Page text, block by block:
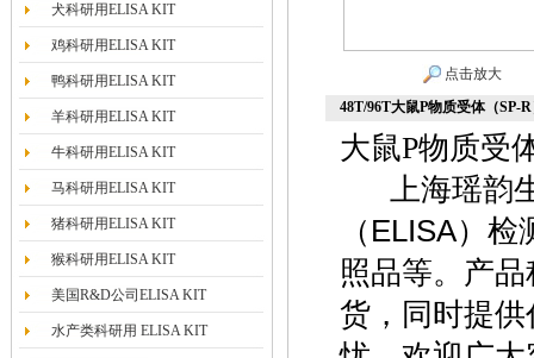
犬科研用ELISA KIT
鸡科研用ELISA KIT
鸭科研用ELISA KIT
羊科研用ELISA KIT
牛科研用ELISA KIT
马科研用ELISA KIT
猪科研用ELISA KIT
猴科研用ELISA KIT
美国R&D公司ELISA KIT
水产类科研用 ELISA KIT
点击放大
48T/96T大鼠P物质受体（SP-
大鼠P物质受
上海瑶韵
（ELISA）
照品等。产
货，同时提